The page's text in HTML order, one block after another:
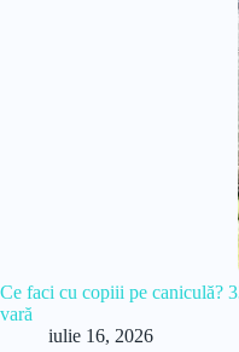
Ce faci cu copiii pe caniculă?
vară
iulie 16, 2026